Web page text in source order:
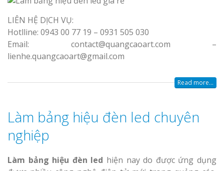
LIÊN HỆ DỊCH VỤ:
Hotlline: 0943 00 77 19 – 0931 505 030
Email: contact@quangcaoart.com –
lienhe.quangcaoart@gmail.com
Read more...
Làm bảng hiệu đèn led chuyên
nghiệp
Làm bảng hiệu đèn led hiện nay do được ứng dụng